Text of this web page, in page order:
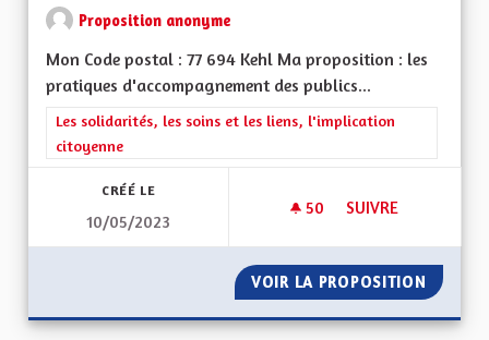
Proposition anonyme
Mon Code postal : 77 694 Kehl Ma proposition : les
pratiques d'accompagnement des publics...
Filtrer les résultats de la catégorie : Les solidarités, les soins
Les solidarités, les soins et les liens, l'implication
citoyenne
CRÉÉ LE
10/05/2023
50 50 ABONNÉS
SUIVRE
VOIR LA PROPOSITION